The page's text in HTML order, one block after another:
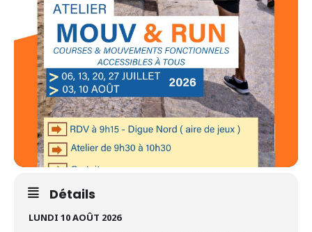
Détails
LUNDI 10 AOÛT 2026